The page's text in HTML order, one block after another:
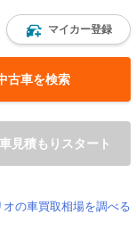
マイカー登録
古車を検索
見積もりスタート
オの車買取相場を調べる